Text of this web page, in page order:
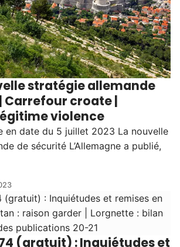
stratégie allemande
Carrefour croate |
violence
en date du 5 juillet 2023 La nouvelle
de sécurité L’Allemagne a publié,
(gratuit) : Inquiétudes et